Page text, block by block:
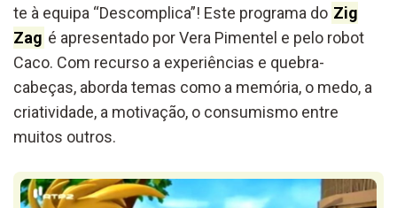
te à equipa “Descomplica”! Este programa do Zig
Zag é apresentado por Vera Pimentel e pelo robot
Caco. Com recurso a experiências e quebra-
cabeças, aborda temas como a memória, o medo, a
criatividade, a motivação, o consumismo entre
muitos outros.